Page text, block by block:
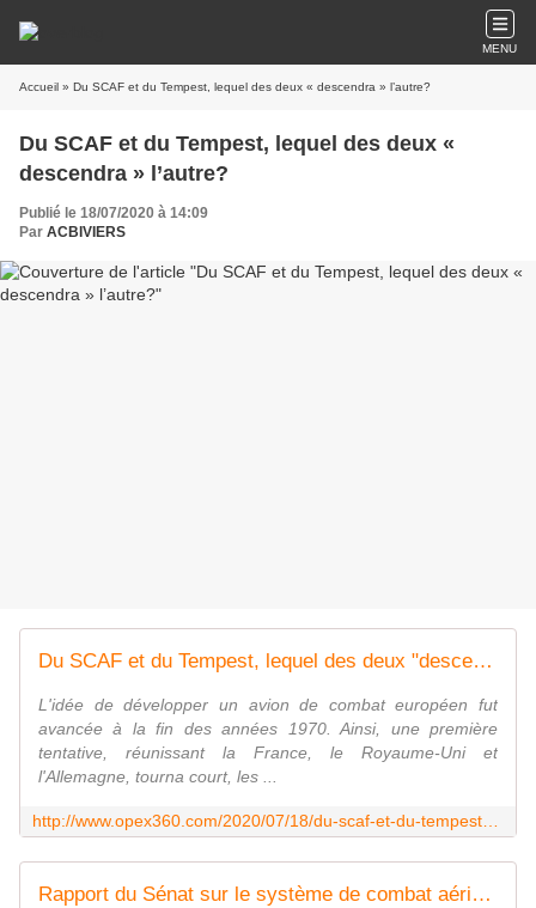
MENU
Accueil » Du SCAF et du Tempest, lequel des deux « descendra » l’autre?
Du SCAF et du Tempest, lequel des deux «
descendra » l’autre?
Publié le 18/07/2020 à 14:09
Par ACBIVIERS
Du SCAF et du Tempest, lequel des deux "descendra" l'autre?
L'idée de développer un avion de combat européen fut
avancée à la fin des années 1970. Ainsi, une première
tentative, réunissant la France, le Royaume-Uni et
l'Allemagne, tourna court, les ...
Rapport du Sénat sur le système de combat aérien du futur (SCAF)